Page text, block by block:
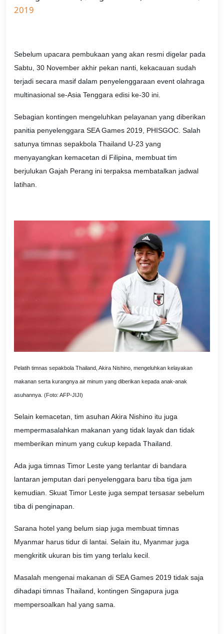
2019
Sebelum upacara pembukaan yang akan resmi digelar pada
Sabtu, 30 November akhir pekan nanti, kekacauan sudah
terjadi secara masif dalam penyelenggaraan event olahraga
multinasional se-Asia Tenggara edisi ke-30 ini.
Sebagian kontingen mengeluhkan pelayanan yang diberikan
panitia penyelenggara SEA Games 2019, PHISGOC. Salah
satunya timnas sepakbola Thailand U-23 yang
menyayangkan kemacetan di Filipina, membuat tim
berjulukan Gajah Perang ini terpaksa membatalkan jadwal
latihan.
Pelatih timnas sepakbola Thailand, Akira Nishino, mengeluhkan kelayakan
makanan serta kurangnya air minum yang diberikan kepada anak-anak
asuhannya. (Foto: AFP-JIJI)
Selain kemacetan, tim asuhan Akira Nishino itu juga
mempermasalahkan makanan yang tidak layak dan tidak
memberikan minum yang cukup kepada Thailand.
Ada juga timnas Timor Leste yang terlantar di bandara
lantaran jemputan dari penyelenggara baru tiba tiga jam
kemudian. Skuat Timor Leste juga sempat tersasar sebelum
tiba di penginapan.
Sarana hotel yang belum siap juga membuat timnas
Myanmar harus tidur di lantai. Selain itu, Myanmar juga
mengkritik ukuran bis tim yang terlalu kecil.
Masalah mengenai makanan di SEA Games 2019 tidak saja
dihadapi timnas Thailand, kontingen Singapura juga
mempersoalkan hal yang sama.